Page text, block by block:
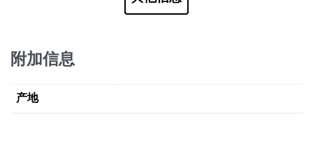
附加信息
产地